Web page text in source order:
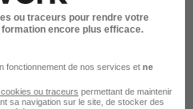
ou traceurs pour rendre votre
formation encore plus efficace.
fonctionnement de nos services et ne
ou traceurs permettant de maintenir
sa navigation sur le site, de stocker des